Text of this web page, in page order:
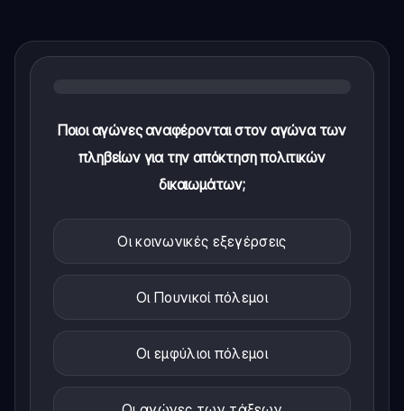
Ποιοι αγώνες αναφέρονται στον αγώνα των
πληβείων για την απόκτηση πολιτικών
δικαιωμάτων;
Οι κοινωνικές εξεγέρσεις
Οι Πουνικοί πόλεμοι
Οι εμφύλιοι πόλεμοι